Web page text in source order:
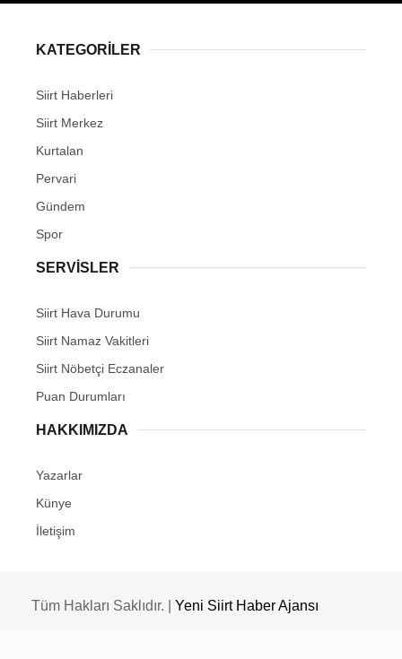
Facebook
KATEGORİLER
Siirt Haberleri
Siirt Merkez
Kurtalan
Pervari
Gündem
Spor
SERVİSLER
Siirt Hava Durumu
Siirt Namaz Vakitleri
Siirt Nöbetçi Eczanaler
Puan Durumları
HAKKIMIZDA
Yazarlar
Künye
İletişim
Tüm Hakları Saklıdır. | Yeni Siirt Haber Ajansı